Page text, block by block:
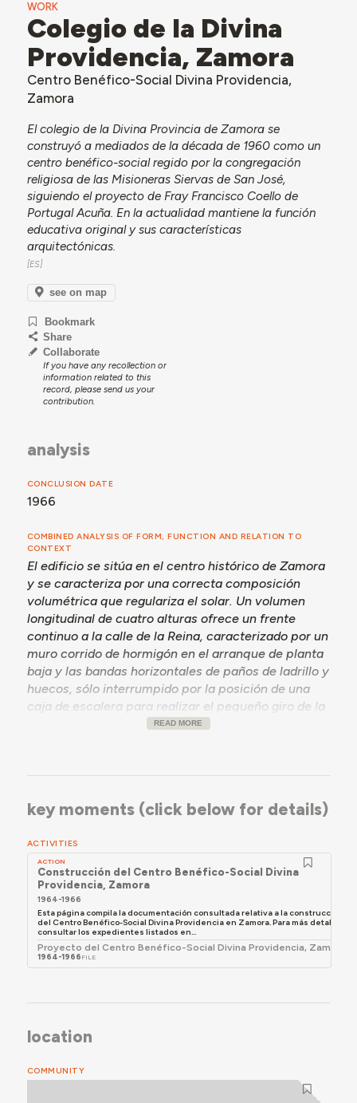
WORK
Colegio de la Divina
Providencia, Zamora
Centro Benéfico-Social Divina Providencia,
Zamora
El colegio de la Divina Provincia de Zamora se
construyó a mediados de la década de 1960 como un
centro benéfico-social regido por la congregación
religiosa de las Misioneras Siervas de San José,
siguiendo el proyecto de Fray Francisco Coello de
Portugal Acuña. En la actualidad mantiene la función
educativa original y sus características
arquitectónicas.
see on map
Bookmark
Share
Collaborate
If you have any recollection or
information related to this
record, please send us your
contribution.
analysis
CONCLUSION DATE
1966
COMBINED ANALYSIS OF FORM, FUNCTION AND RELATION TO
CONTEXT
El edificio se sitúa en el centro histórico de Zamora
y se caracteriza por una correcta composición
volumétrica que regulariza el solar. Un volumen
longitudinal de cuatro alturas ofrece un frente
continuo a la calle de la Reina, caracterizado por un
muro corrido de hormigón en el arranque de planta
baja y las bandas horizontales de paños de ladrillo y
huecos, sólo interrumpido por la posición de una
caja de escalera para realizar el pequeño giro de la
calle. El remate ciego del volumen hacia la calle del
uso de mampostería de piedra, al tiempo que
actos. La fachada del volumen principal hacia el
de bandas horizontales con un juego compositivo
de paños rasgados que en ambos casos se han
modificado para ampliar los huecos de carpintería
existentes en el proyecto original.
READ MORE
key moments (click below for details)
ACTIVITIES
ACTION
Construcción del Centro Benéfico-Social Divina
Providencia, Zamora
1964-1966
Esta página compila la documentación consultada relativa a la construcción
del Centro Benéfico-Social Divina Providencia en Zamora. Para más detalle,
consultar los expedientes listados en...
Proyecto del Centro Benéfico-Social Divina Providencia, Zamora
1964-1966 FILE
location
COMMUNITY